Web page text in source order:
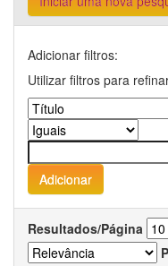
Adicionar filtros:
Utilizar filtros para
Resultados/Página